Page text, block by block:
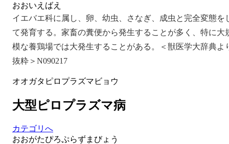
おおいえばえ
イエバエ科に属し、卵、幼虫、さなぎ、成虫と完全変態を
て発育する。家畜の糞便から発生することが多く、特に大
模な養鶏場では大発生することがある。＜獣医学大辞典よ
抜粋＞N090217
オオガタピロプラズマビョウ
大型ピロプラズマ病
カテゴリへ
おおがたぴろぷらずまびょう